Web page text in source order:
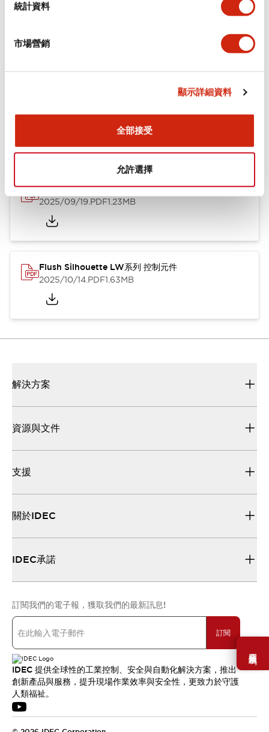
統計資料
市場營銷
顯示詳細資料
全部接受
允許選擇
需要幫助嗎？
Flush Silhouette LW系列 控制元件 (英文版)
2025/09/19.PDF1.23MB
Flush Silhouette LW系列 控制元件
2025/10/14.PDF1.63MB
解決方案
資源與文件
支援
關於IDEC
IDEC承諾
訂閱我們的電子報，獲取我們的最新訊息!
訂閱
IDEC 提供全球性的工業控制、安全與自動化解決方案，推出
創新產品與服務，提升現場作業效率與安全性，更致力於守護
人類福祉。